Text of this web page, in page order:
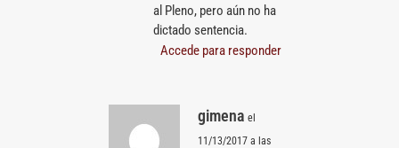
al Pleno, pero aún no ha
dictado sentencia.
Accede para responder
gimena el
11/13/2017 a las